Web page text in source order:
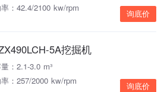
：42.4/2100 kw/rpm
询底价
5A挖掘机
：2.1-3.0 m³
：257/2000 kw/rpm
询底价